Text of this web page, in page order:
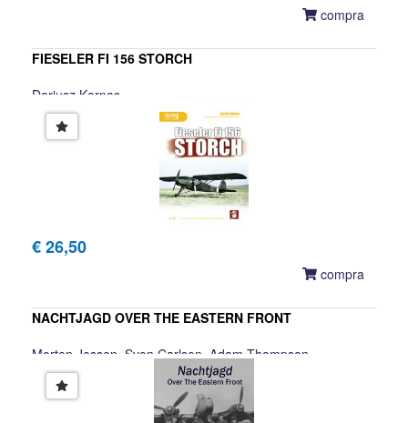
compra
FIESELER FI 156 STORCH
Dariusz Karnas
€ 26,50
compra
NACHTJAGD OVER THE EASTERN FRONT
Morten Jessen, Sven Carlsen, Adam Thompson